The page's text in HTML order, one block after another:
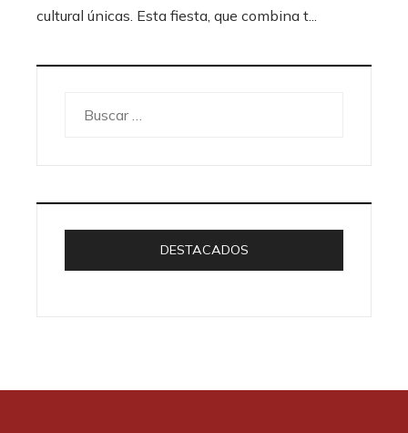
cultural únicas. Esta fiesta, que combina t...
DESTACADOS